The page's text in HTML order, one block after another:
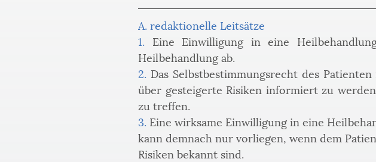
A. redaktionelle Leitsätze
1. Eine Einwilligung in eine
Heilbehandlung ab.
2. Das Selbstbestimmungsrecht des
über gesteigerte Risiken informiert zu
zu treffen.
3. Eine wirksame Einwilligung in eine
kann demnach nur vorliegen, wenn dem
Risiken bekannt sind.